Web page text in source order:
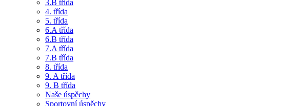
3.B třída
4. třída
5. třída
6.A třída
6.B třída
7.A třída
7.B třída
8. třída
9. A třída
9. B třída
Naše úspěchy
Sportovní úspěchy